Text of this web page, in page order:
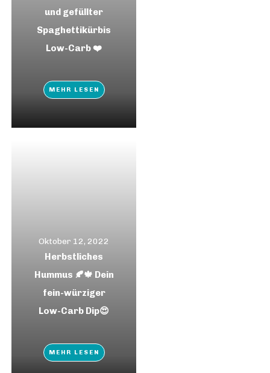
und gefüllter
Spaghettikürbis
Low-Carb ❤️
MEHR LESEN
Oktober 12, 2022
Herbstliches
Hummus 🍂🍁 Dein
fein-würziger
Low-Carb Dip😍
MEHR LESEN